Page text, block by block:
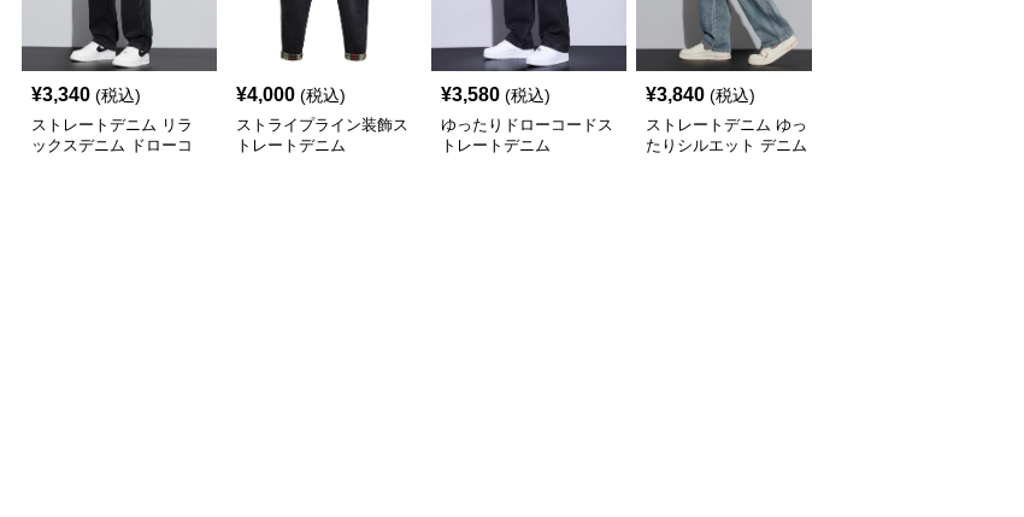
¥3,340 (税込)
ストレートデニム リラ
ックスデニム ドローコ
¥4,000 (税込)
ストライプライン装飾ス
トレートデニム
¥3,580 (税込)
ゆったりドローコードス
トレートデニム
¥3,840 (税込)
ストレートデニム ゆっ
たりシルエット デニム